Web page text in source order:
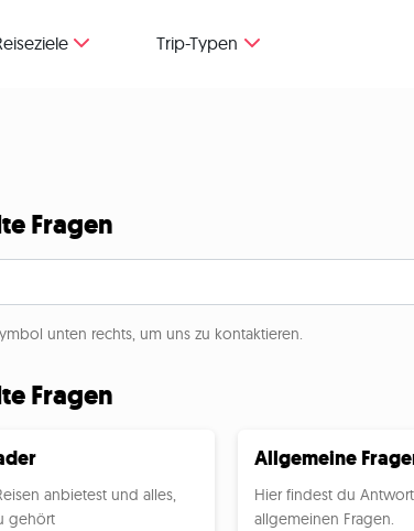
Trip-Typen
Fragen
unten rechts, um uns zu kontaktieren.
Fragen
anbietest und alles,
gehört
Allgemeine
Hier findest du
allgemeinen Fragen.